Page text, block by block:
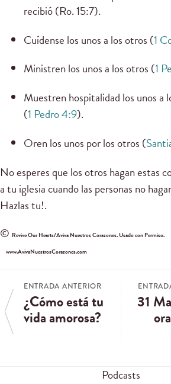
recibió (Ro. 15:7).
Cuídense los unos a los otros (1
Ministren los unos a los otros (1
Muestren hospitalidad los unos a
(1 Pedro 4:9).
Oren los unos por los otros (
No esperes que los otros hagan estas
a tu iglesia cuando las personas no
Hazlas tu!.
© Revive Our Hearts/Aviva Nuestros Corazones. Usado con Permiso.
www.AvivaNuestrosCorazones.com
ENTRADA ANTERIOR
¿Cómo está tu
vida amorosa?
31
Podcasts